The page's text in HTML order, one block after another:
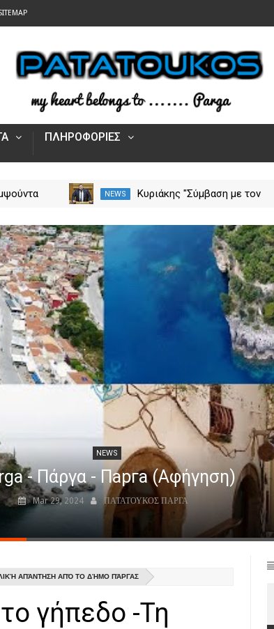
ΠΛΗΡΟΦΟΡΙΕΣ
NEWS
Κυριάκης "Σύμβαση με τον
χρηματοδότηση της
λειτουργίας του"
NEWS
- Πάργα - Парга (Αφήγηση)
Mar 29, 2024 ΠΑΤΑΤΟΥΚΟΣ ΠΑΡΓΑ
ΑΠΆΝΤΗΣΗ ΑΠΌ ΤΟ ΔΉΜΟ ΠΆΡΓΑΣ
γήπεδο -Τη